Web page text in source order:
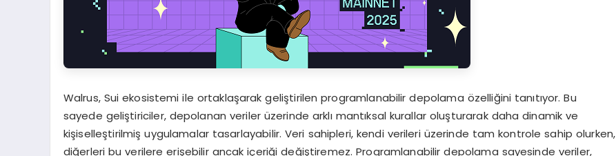
Walrus, Sui ekosistemi ile ortaklaşarak geliştirilen programlanabilir depolama özelliğini tanıtıyor. Bu
sayede geliştiriciler, depolanan veriler üzerinde arklı mantıksal kurallar oluşturarak daha dinamik ve
kişiselleştirilmiş uygulamalar tasarlayabilir. Veri sahipleri, kendi verileri üzerinde tam kontrole sahip olurken,
diğerleri bu verilere erişebilir ancak içeriği değiştiremez. Programlanabilir depolama sayesinde veriler,